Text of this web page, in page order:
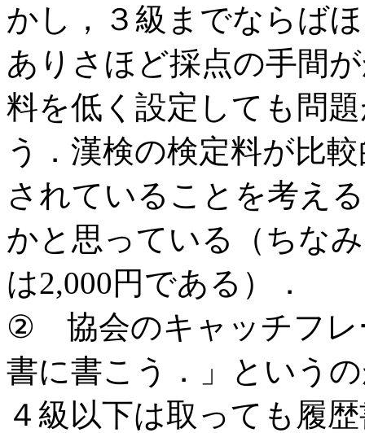
かし，３級までならば
ありさほど採点の手間
料を低く設定しても問
う．漢検の検定料が比
されていることを考え
かと思っている（ちな
は2,000円である）．
② 協会のキャッチフレ
書に書こう．」という
４級以下は取っても履